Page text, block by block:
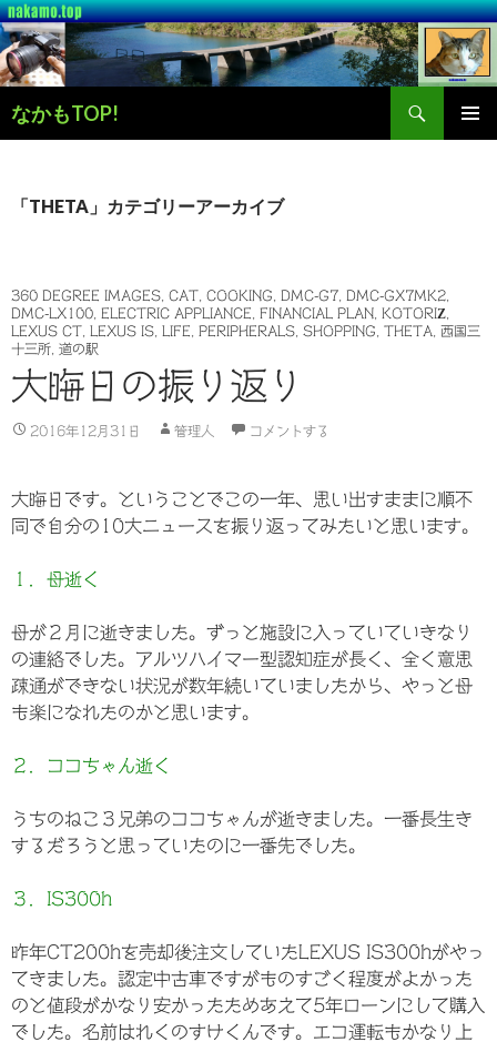
なかもTOP!
索
ン
キ
ッ
プ
「THETA」カテゴリーアーカイブ
360 DEGREE IMAGES CAT COOKING DMC-G7 DMC-GX7MK2
DMC-LX100
ELECTRIC APPLIANCE FINANCIAL PLAN KOTORIZ
LEXUS CT
LEXUS IS LIFE PERIPHERALS SHOPPING THETA
西国三
十三所 道の駅
大晦日の振り返り
2016年12月31日 管理人 コメントする
大晦日です。ということでこの一年、思い出すままに順不
同で自分の10大ニュースを振り返ってみたいと思います。
１．母逝く
母が２月に逝きました。ずっと施設に入っていていきなり
の連絡でした。アルツハイマー型認知症が長く、全く意思
疎通ができない状況が数年続いていましたから、やっと母
も楽になれたのかと思います。
２．ココちゃん逝く
うちのねこ３兄弟のココちゃんが逝きました。一番長生き
するだろうと思っていたのに一番先でした。
３．IS300h
昨年CT200hを売却後注文していたLEXUS IS300hがやっ
てきました。認定中古車ですがものすごく程度がよかった
のと値段がかなり安かったためあえて5年ローンにして購入
でした。名前はれくのすけくんです。エコ運転もかなり上